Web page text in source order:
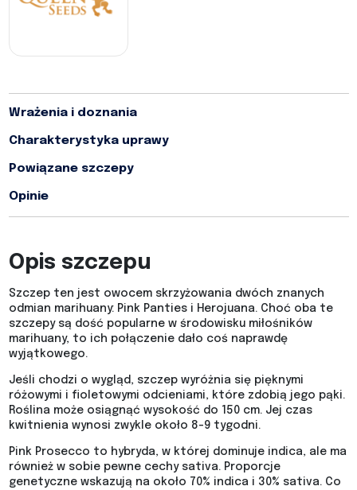
Wrażenia i doznania
Charakterystyka uprawy
Powiązane szczepy
Opinie
Opis szczepu
Szczep ten jest owocem skrzyżowania dwóch znanych
odmian marihuany: Pink Panties i Herojuana. Choć oba te
szczepy są dość popularne w środowisku miłośników
marihuany, to ich połączenie dało coś naprawdę
wyjątkowego.
Jeśli chodzi o wygląd, szczep wyróżnia się pięknymi
różowymi i fioletowymi odcieniami, które zdobią jego pąki.
Roślina może osiągnąć wysokość do 150 cm. Jej czas
kwitnienia wynosi zwykle około 8-9 tygodni.
Pink Prosecco to hybryda, w której dominuje indica, ale ma
również w sobie pewne cechy sativa. Proporcje
genetyczne wskazują na około 70% indica i 30% sativa. Co